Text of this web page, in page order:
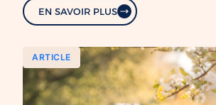
EN SAVOIR PLUS
ARTICLE